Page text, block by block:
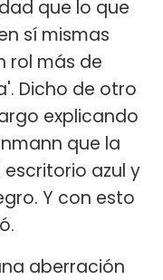
que lo que
sí mismas
rol más de
Dicho de otro
explicando
que la
azul y
Y con esto
aberración